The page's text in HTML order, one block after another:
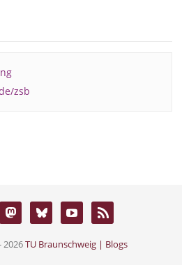
zsb
2026TU Braunschweig | Blogs